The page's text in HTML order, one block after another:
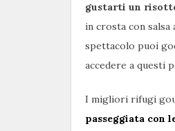
gustarti un
in crosta con
spettacolo puoi
accedere a questi
I migliori rifugi
passeggiata con